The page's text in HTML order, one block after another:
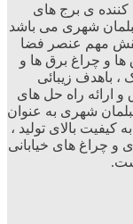
ی برج های
شهری می باشد
مهم عنصر فضا
و چراغ برق ها و
باهدف زیبائی
ارائه راه حل های
شهری به عنوان
بالای تولید ،
و چراغ های خیابانی